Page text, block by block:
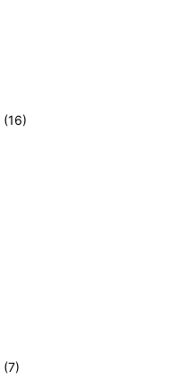
(16)
(7)